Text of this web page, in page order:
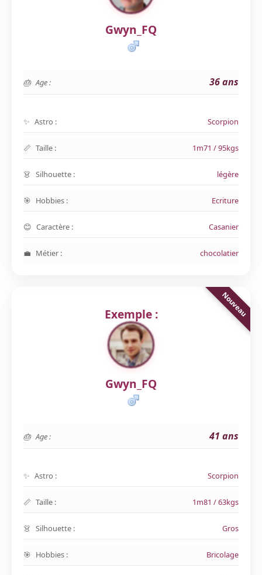
Gwyn_FQ
Age : 36 ans
Astro : Scorpion
Taille : 1m71 / 95kgs
Silhouette : légère
Hobbies : Ecriture
Caractère : Casanier
Métier : chocolatier
Exemple :
Gwyn_FQ
Age : 41 ans
Astro : Scorpion
Taille : 1m81 / 63kgs
Silhouette : Gros
Hobbies : Bricolage